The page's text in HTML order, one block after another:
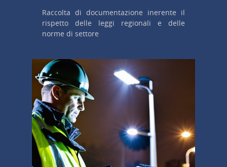
Raccolta di documentazione inerente il
rispetto delle leggi regionali e delle
norme di settore